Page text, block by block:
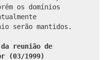
os domínios
serão mantidos.
reunião de
(03/1999)